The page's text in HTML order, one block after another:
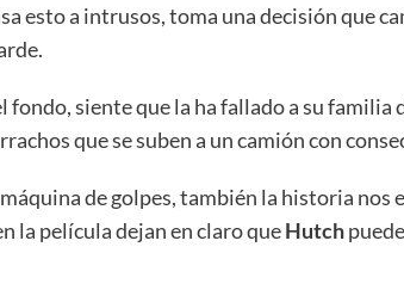
esto a intrusos, toma una decisión que
siente que la ha fallado a su familia
que se suben a un camión con
de golpes, también la historia nos
la película dejan en claro queHutch